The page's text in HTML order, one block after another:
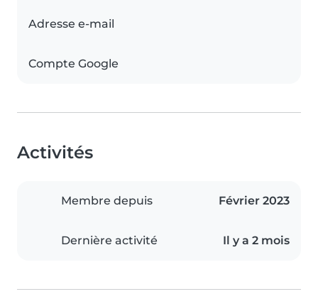
Adresse e-mail
Compte Google
Activités
Membre depuis Février 2023
Dernière activité Il y a 2 mois